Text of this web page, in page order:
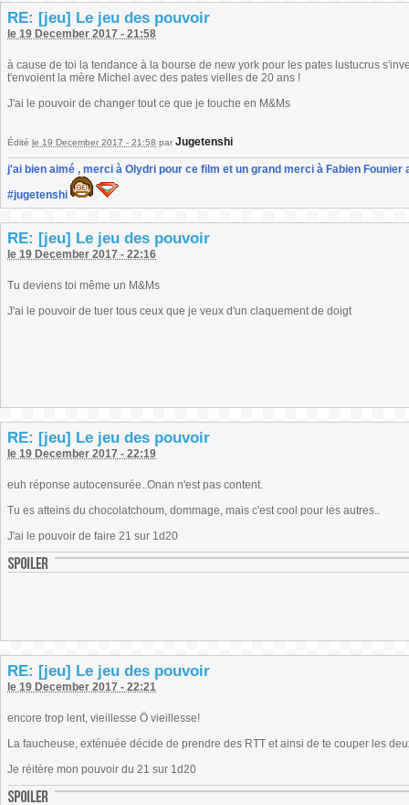
RE: [jeu] Le jeu des pouvoir
le 19 December 2017 - 21:58
à cause de toi la tendance à la bourse de new york pour les pates lustucrus
t'envoient la mère Michel avec des pates vielles de 20 ans !
J'ai le pouvoir de changer tout ce que je touche en M&Ms
Édité le 19 December 2017 - 21:58 par Jugetenshi
j'ai bien aimé , merci à Olydri pour ce film et un grand merci à Fabien
#jugetenshi
RE: [jeu] Le jeu des pouvoir
le 19 December 2017 - 22:16
Tu deviens toi même un M&Ms
J'ai le pouvoir de tuer tous ceux que je veux d'un claquement de doigt
RE: [jeu] Le jeu des pouvoir
le 19 December 2017 - 22:19
euh réponse autocensurée..Onan n'est pas content.
Tu es atteins du chocolatchoum, dommage, mais c'est cool pour les autres..
J'ai le pouvoir de faire 21 sur 1d20
RE: [jeu] Le jeu des pouvoir
le 19 December 2017 - 22:21
encore trop lent, vieillesse Ô vieillesse!
La faucheuse, exténuée décide de prendre des RTT et ainsi de te couper les
Je réitère mon pouvoir du 21 sur 1d20